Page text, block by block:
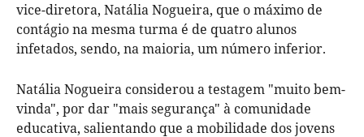
vice-diretora, Natália Nogueira, que o máximo de
contágio na mesma turma é de quatro alunos
infetados, sendo, na maioria, um número inferior.
Natália Nogueira considerou a testagem "muito bem-
vinda", por dar "mais segurança" à comunidade
educativa, salientando que a mobilidade dos jovens